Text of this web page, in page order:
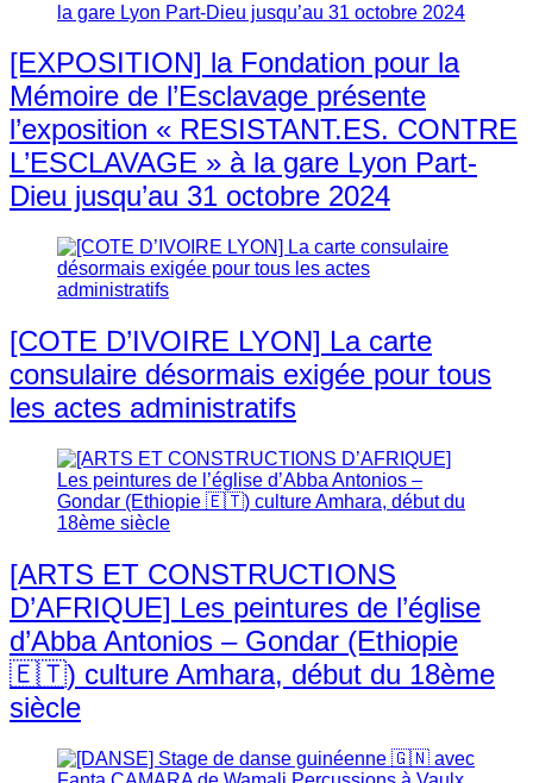
[EXPOSITION] la Fondation pour la
Mémoire de l’Esclavage présente
l’exposition « RESISTANT.ES. CONTRE
L’ESCLAVAGE » à la gare Lyon Part-
Dieu jusqu’au 31 octobre 2024
[COTE D’IVOIRE LYON] La carte
consulaire désormais exigée pour tous
les actes administratifs
[ARTS ET CONSTRUCTIONS
D’AFRIQUE] Les peintures de l’église
d’Abba Antonios – Gondar (Ethiopie
🇪🇹) culture Amhara, début du 18ème
siècle